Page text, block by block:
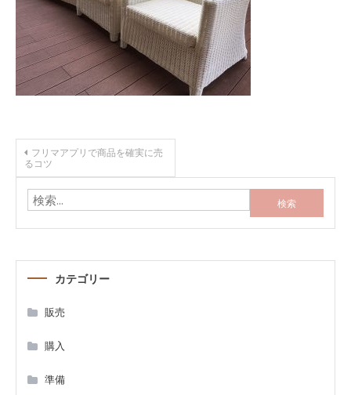
投
稿
ナ
ビ
フリマアプリで商品を確実に売
るコツ
索:
カテゴリー
販売
購入
準備